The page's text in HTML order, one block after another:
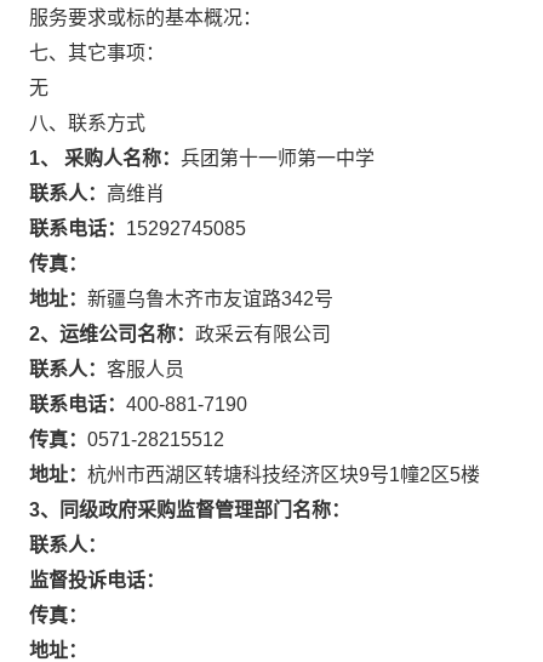
服务要求或标的基本概况：
七、其它事项：
无
八、联系方式
1、 采购人名称： 兵团第十一师第一中学
联系人： 高维肖
联系电话： 15292745085
传真：
地址： 新疆乌鲁木齐市友谊路342号
2、运维公司名称： 政采云有限公司
联系人： 客服人员
联系电话： 400-881-7190
传真： 0571-28215512
地址： 杭州市西湖区转塘科技经济区块9号1幢2区5楼
3、同级政府采购监督管理部门名称：
联系人：
监督投诉电话：
传真：
地址：